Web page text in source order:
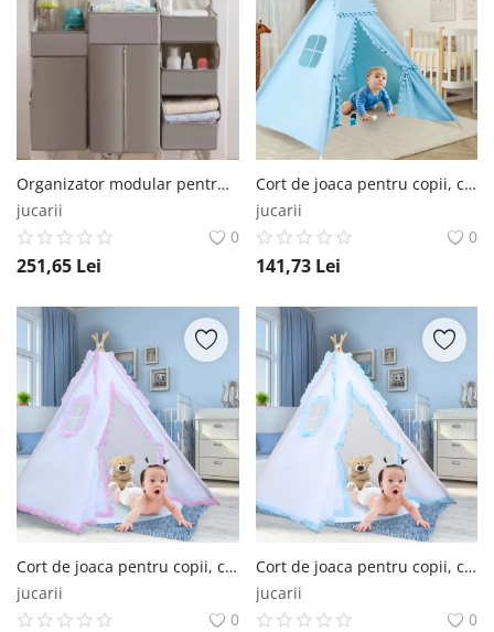
Organizator modular pentru patut, 50x58 cm, Diverse culori Empria®
jucarii
0
251,65 Lei
Cort de joaca pentru copii, cort teepee, stil indian, Empria, 110x110x110 cm, Bleu Empria®
jucarii
0
141,73 Lei
Cort de joaca pentru copii, cort teepee, stil indian, Empria, 110x110x110 cm, Alb Roz Empria®
jucarii
0
Cort de joaca pentru copii, cort teepee, stil indian, Empria, 110x110x110 cm, Diverse culori Empria®
jucarii
0